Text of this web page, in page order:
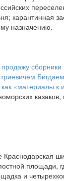
карантинная
назначению.
сборники
«материалы к
казаков,
Краснодарская
площади,
и